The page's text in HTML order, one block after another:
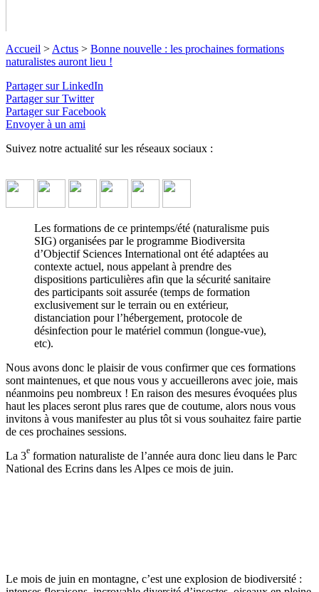
Bonne nouvelle : les prochaines
formations naturalistes auront lieu !
naturalistes de terrain avec les formations OSI-Biodiversita !
Accueil > Actus > Bonne nouvelle : les prochaines formations
naturalistes auront lieu !
Partager sur LinkedIn
Partager sur Twitter
Partager sur Facebook
Envoyer à un ami
Suivez notre actualité sur les réseaux sociaux :
Les formations de ce printemps/été (naturalisme puis
SIG) organisées par le programme Biodiversita
d’Objectif Sciences International ont été adaptées au
contexte actuel, nous appelant à prendre des
dispositions particulières afin que la sécurité sanitaire
des participants soit assurée (temps de formation
exclusivement sur le terrain ou en extérieur,
distanciation pour l’hébergement, protocole de
désinfection pour le matériel commun (longue-vue),
etc).
Nous avons donc le plaisir de vous confirmer que ces formations
sont maintenues, et que nous vous y accueillerons avec joie, mais
néanmoins peu nombreux ! En raison des mesures évoquées plus
haut les places seront plus rares que de coutume, alors nous vous
invitons à vous manifester au plus tôt si vous souhaitez faire partie
de ces prochaines sessions.
La 3e formation naturaliste de l’année aura donc lieu dans le Parc
National des Ecrins dans les Alpes ce mois de juin.
Le mois de juin en montagne, c’est une explosion de biodiversité :